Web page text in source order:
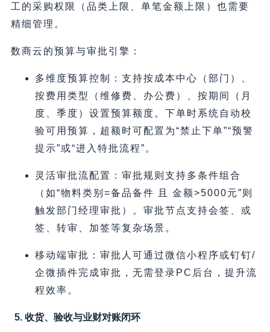
工的采购权限（品类上限、单笔金额上限）也需要
精细管理。
数商云的预算与审批引擎：
多维度预算控制：支持按成本中心（部门）、
按费用类型（维修费、办公费）、按期间（月
度、季度）设置预算额度。下单时系统自动校
验可用预算，超额时可配置为“禁止下单”“预警
提示”或“进入特批流程”。
灵活审批流配置：审批规则支持多条件组合
（如“物料类别=备品备件 且 金额>5000元”则
触发部门经理审批）。审批节点支持会签、或
签、转审、加签等复杂场景。
移动端审批：审批人可通过微信小程序或钉钉/
企微插件完成审批，无需登录PC后台，提升流
程效率。
5. 收货、验收与业财对账闭环